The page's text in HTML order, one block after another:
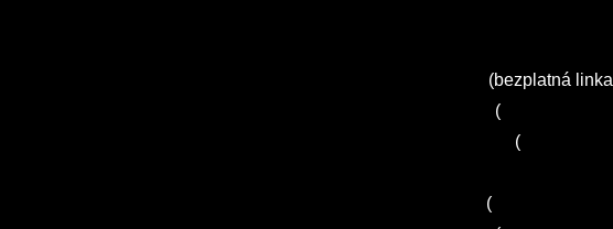
(bezplatná linka
(
(
(